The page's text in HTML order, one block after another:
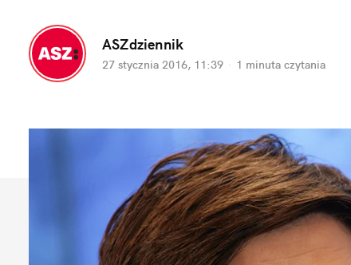
ASZdziennik
27 stycznia 2016, 11:39 · 1 minuta czytania